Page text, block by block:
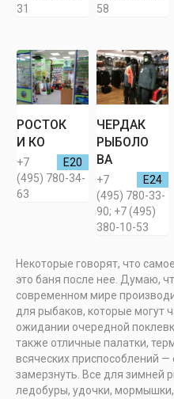
31
58
РОСТОК
И КО
Е20
+7
(495) 780-34-
63
ЧЕРДАК
РЫБОЛО
ВА
Е24
+7
(495) 780-33-
90; +7 (495)
380-10-53
Некоторые говорят, что
это баня после нее. Думаю,
современном мире
для рыбаков, которые могут
ожидании очередной
также отличные палатки,
всяческих приспособлений —
замерзнуть. Все для зимней
ледобуры, удочки,